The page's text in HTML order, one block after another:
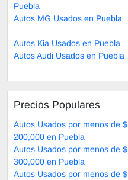
Puebla
Autos MG Usados en Puebla
Autos Kia Usados en Puebla
Autos Audi Usados en Puebla
Precios Populares
Autos Usados por menos de $
200,000 en Puebla
Autos Usados por menos de $
300,000 en Puebla
Autos Usados por menos de $